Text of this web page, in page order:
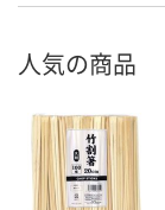
人気の商品